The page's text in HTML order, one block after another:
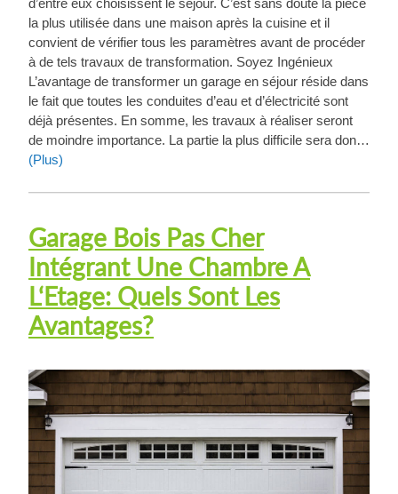
d’entre eux choisissent le séjour. C’est sans doute la pièce
la plus utilisée dans une maison après la cuisine et il
convient de vérifier tous les paramètres avant de procéder
à de tels travaux de transformation. Soyez Ingénieux
L’avantage de transformer un garage en séjour réside dans
le fait que toutes les conduites d’eau et d’électricité sont
déjà présentes. En somme, les travaux à réaliser seront
de moindre importance. La partie la plus difficile sera don…
(Plus)
Garage Bois Pas Cher
Intégrant Une Chambre A
L‘Etage: Quels Sont Les
Avantages?